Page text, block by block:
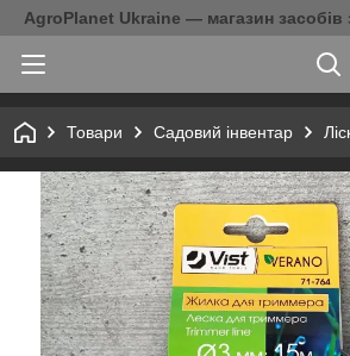
AgroPlanet Ukraine — магазин засобів
Товари Садовий інвентар